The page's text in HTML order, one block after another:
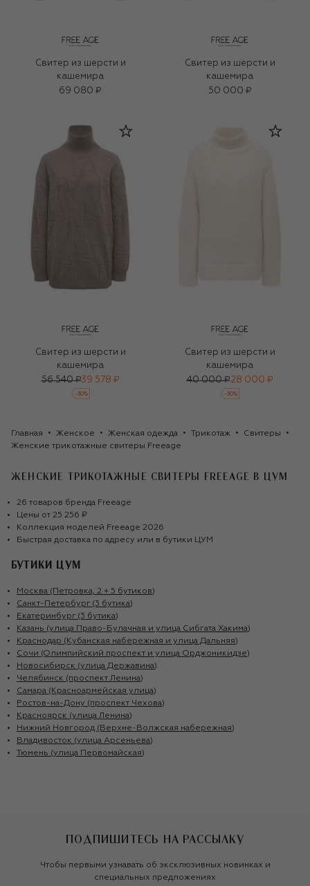
Свитер из шерсти и
кашемира
69 080 ₽
Свитер из шерсти и
кашемира
50 000 ₽
Свитер из шерсти и
кашемира
56 540 ₽39 578 ₽
-30%
Свитер из шерсти и
кашемира
40 000 ₽28 000 ₽
-30%
Главная Женское Женская одежда Трикотаж
Свитеры
Женские трикотажные свитеры Freeage
ЖЕНСКИЕ ТРИКОТАЖНЫЕ СВИТЕРЫ FREEAGE В ЦУМ
26 товаров бренда Freeage
Цены от 25 256 ₽
Коллекция моделей Freeage 2026
Быстрая доставка по адресу или в бутики ЦУМ
БУТИКИ ЦУМ
Москва (Петровка, 2 + 5 бутиков)
Санкт-Петербург (3 бутика)
Екатеринбург (3 бутика)
Казань (улица Право-Булачная и улица Сибгата Хакима)
Краснодар (Кубанская набережная и улица Дальняя)
Сочи (Олимпийский проспект и улица Орджоникидзе)
Новосибирск (улица Державина)
Челябинск (проспект Ленина)
Самара (Красноармейская улица)
Ростов-на-Дону (проспект Чехова)
Красноярск (улица Ленина)
Нижний Новгород (Верхне-Волжская набережная)
Владивосток (улица Арсеньева)
Тюмень (улица Первомайская)
ПОДПИШИТЕСЬ НА РАССЫЛКУ
Чтобы первыми узнавать об эксклюзивных новинках и
специальных предложениях